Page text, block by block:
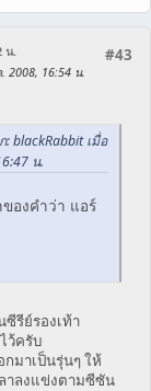
#43
น.
2008, 16:54 น.
blackRabbit เมื่อ
น.
องคำว่า แอร์
รีย์รองเท้า
ว้ครับ
มาเป็นรุ่นๆ ให้
าลงแข่งตามซีซัน